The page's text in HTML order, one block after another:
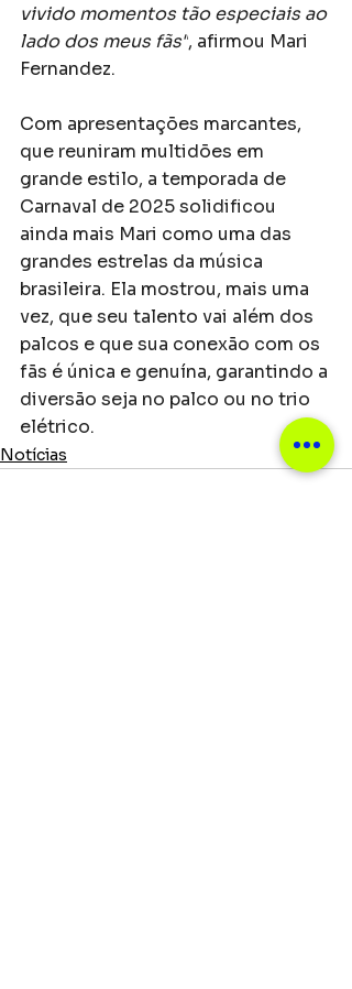
vivido momentos tão especiais ao
lado dos meus fãs", afirmou Mari
Fernandez.
Com apresentações marcantes,
que reuniram multidões em
grande estilo, a temporada de
Carnaval de 2025 solidificou
ainda mais Mari como uma das
grandes estrelas da música
brasileira. Ela mostrou, mais uma
vez, que seu talento vai além dos
palcos e que sua conexão com os
fãs é única e genuína, garantindo a
diversão seja no palco ou no trio
elétrico.
Notícias